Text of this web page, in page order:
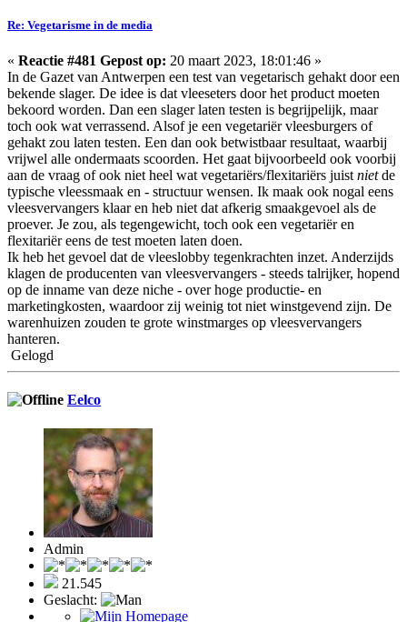
Re: Vegetarisme in de media
« Reactie #481 Gepost op: 20 maart 2023, 18:01:46 »
In de Gazet van Antwerpen een test van vegetarisch gehakt door een
bekende slager. De idee is dat vleeseters door het product moeten
bekoord worden. Dan een slager laten testen is begrijpelijk, maar
toch ook wat verrassend. Alsof je een vegetariër vleesburgers of
gehakt zou laten testen. Een dan ook betwistbaar resultaat, waarbij
vrijwel alle ondermaats scoorden. Het gaat bijvoorbeeld ook voorbij
aan de vraag of ook niet heel wat vegetariërs/flexitariërs juist nietde
typische vleessmaak en - structuur wensen. Ik maak ook nogal eens
vleesvervangers klaar en heb niet dat afkerig smaakgevoel als de
proever. Je zou, als tegengewicht, toch ook een vegetariër en
flexitariër eens de test moeten laten doen.
Ik heb het gevoel dat de vleeslobby tegenkrachten inzet. Anderzijds
klagen de producenten van vleesvervangers - steeds talrijker, hopend
op de inname van deze niche - over hoge productie- en
marketingkosten, waardoor zij weinig tot niet winstgevend zijn. De
warenhuizen zouden te grote winstmarges op vleesvervangers
hanteren.
Gelogd
Eelco
Admin
21.545
Geslacht: